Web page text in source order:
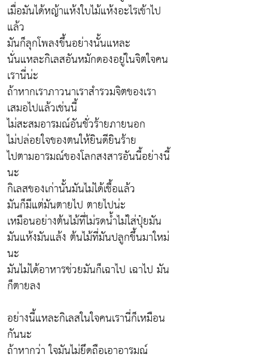
เมื่อมันได้หญ้าแห้งใบไม้แห้งอะไรเข้าไป
แล้ว
มันก็ลุกโพลงขึ้นอย่างนั้นแหละ
นั่นแหละกิเลสอันหมักดองอยู่ในจิตใจคน
เรานี่น่ะ
ถ้าหากเราภาวนาเราสำรวมจิตของเรา
เสมอไปแล้วเช่นนี้
ไม่สะสมอารมณ์อันชั่วร้ายภายนอก
ไม่ปล่อยใจของตนให้ยินดียินร้าย
ไปตามอารมณ์ของโลกสงสารอันนี้อย่างนี้
นะ
กิเลสของเก่านั้นมันไม่ได้เชื้อแล้ว
มันก็มีแต่มันตายไป ตายไปน่ะ
เหมือนอย่างต้นไม้ที่ไม่รดน้ำไม่ใส่ปุ๋ยมัน
มันแห้งมันแล้ง ต้นไม้ที่มันปลูกขึ้นมาใหม่
นะ
มันไม่ได้อาหารช่วยมันก็เฉาไป เฉาไป มัน
ก็ตายลง
อย่างนี้แหละกิเลสในใจคนเรานี่ก็เหมือน
กันนะ
ถ้าหากว่า ใจมันไม่ยึดถือเอาอารมณ์